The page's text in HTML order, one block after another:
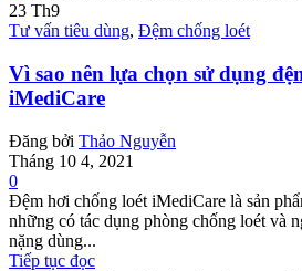
23 Th9
Tư vấn tiêu dùng, Đệm chống loét
Vì sao nên lựa chọn sử dụng
iMediCare
Đăng bởi Thảo Nguyễn
Tháng 10 4, 2021
0
Đệm hơi chống loét iMediCare là sản
những có tác dụng phòng chống loét và
nặng dùng...
Tiếp tục đọc